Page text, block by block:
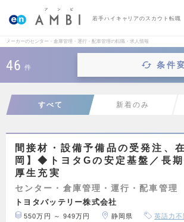
若手ハイキャリアのスカウト転職
メーカーのセンター・倉庫管理・運行・配車管理の転職・求人情報
46 件 条件
すべて 新着のみ
間接材・設備予備品の受発注、
岡】◆トヨタGの安定基盤／長期
厚生充実
センター・倉庫管理・運行・配車管理
トヨタバッテリー株式会社
550万円 ～ 949万円 静岡県 英語力不